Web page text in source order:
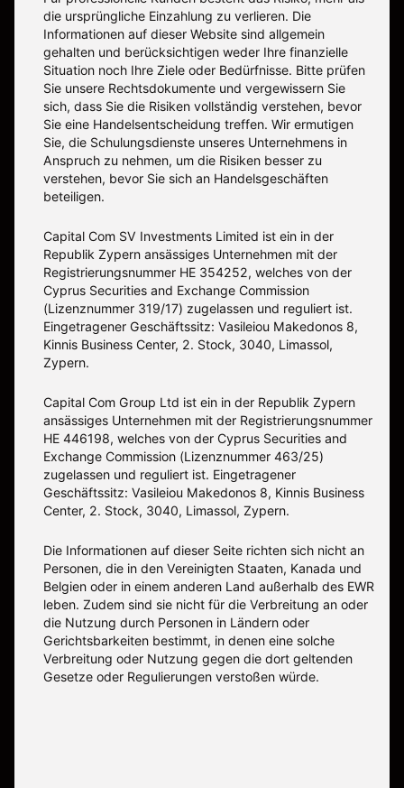
die ursprüngliche Einzahlung zu verlieren. Die
Informationen auf dieser Website sind allgemein
gehalten und berücksichtigen weder Ihre finanzielle
Situation noch Ihre Ziele oder Bedürfnisse. Bitte prüfen
Sie unsere Rechtsdokumente und vergewissern Sie
sich, dass Sie die Risiken vollständig verstehen, bevor
Sie eine Handelsentscheidung treffen. Wir ermutigen
Sie, die Schulungsdienste unseres Unternehmens in
Anspruch zu nehmen, um die Risiken besser zu
verstehen, bevor Sie sich an Handelsgeschäften
beteiligen.
Capital Com SV Investments Limited ist ein in der
Republik Zypern ansässiges Unternehmen mit der
Registrierungsnummer HE 354252, welches von der
Cyprus Securities and Exchange Commission
(Lizenznummer 319/17) zugelassen und reguliert ist.
Eingetragener Geschäftssitz: Vasileiou Makedonos 8,
Kinnis Business Center, 2. Stock, 3040, Limassol,
Zypern.
Capital Com Group Ltd ist ein in der Republik Zypern
ansässiges Unternehmen mit der Registrierungsnummer
ΗΕ 446198, welches von der Cyprus Securities and
Exchange Commission (Lizenznummer 463/25)
zugelassen und reguliert ist. Eingetragener
Geschäftssitz: Vasileiou Makedonos 8, Kinnis Business
Center, 2. Stock, 3040, Limassol, Zypern.
Die Informationen auf dieser Seite richten sich nicht an
Personen, die in den Vereinigten Staaten, Kanada und
Belgien oder in einem anderen Land außerhalb des EWR
leben. Zudem sind sie nicht für die Verbreitung an oder
die Nutzung durch Personen in Ländern oder
Gerichtsbarkeiten bestimmt, in denen eine solche
Verbreitung oder Nutzung gegen die dort geltenden
Gesetze oder Regulierungen verstoßen würde.